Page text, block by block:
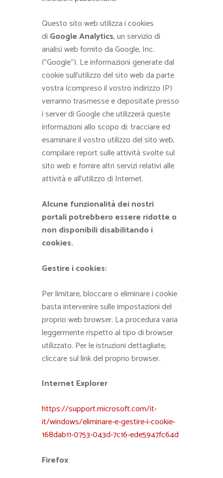
Questo sito web utilizza i cookies
di Google Analytics, un servizio di
analisi web fornito da Google, Inc.
(“Google”). Le informazioni generate dal
cookie sull’utilizzo del sito web da parte
vostra (compreso il vostro indirizzo IP)
verranno trasmesse e depositate presso
i server di Google che utilizzerà queste
informazioni allo scopo di: tracciare ed
esaminare il vostro utilizzo del sito web,
compilare report sulle attività svolte sul
sito web e fornire altri servizi relativi alle
attività e all’utilizzo di Internet.
Alcune funzionalità dei nostri
portali potrebbero essere ridotte o
non disponibili disabilitando i
cookies.
Gestire i cookies:
Per limitare, bloccare o eliminare i cookie
basta intervenire sulle impostazioni del
proprio web browser. La procedura varia
leggermente rispetto al tipo di browser
utilizzato. Per le istruzioni dettagliate,
cliccare sul link del proprio browser.
Internet Explorer
https://support.microsoft.com/it-
it/windows/eliminare-e-gestire-i-cookie-
168dab11-0753-043d-7c16-ede5947fc64d
Firefox